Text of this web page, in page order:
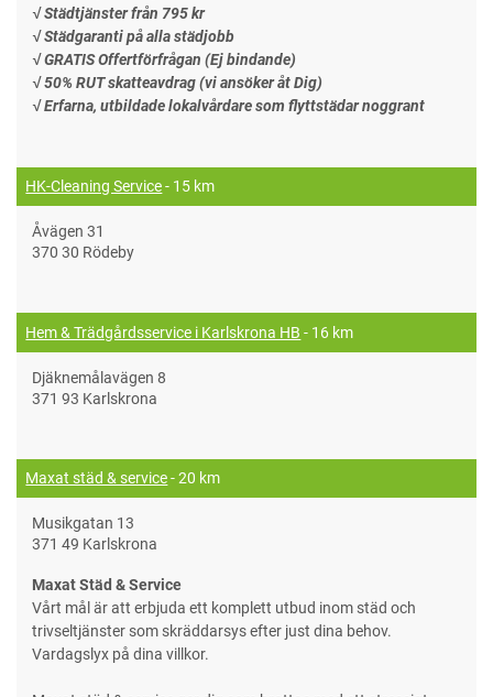
√ Städtjänster från 795 kr
√ Städgaranti på alla städjobb
√ GRATIS Offertförfrågan (Ej bindande)
√ 50% RUT skatteavdrag (vi ansöker åt Dig)
√ Erfarna, utbildade lokalvårdare som flyttstädar noggrant
HK-Cleaning Service- 15 km
Åvägen 31
370 30 Rödeby
Hem & Trädgårdsservice i Karlskrona HB - 16 km
Djäknemålavägen 8
371 93 Karlskrona
Maxat städ & service- 20 km
Musikgatan 13
371 49 Karlskrona
Maxat Städ & Service
Vårt mål är att erbjuda ett komplett utbud inom städ och
trivseltjänster som skräddarsys efter just dina behov.
Vardagslyx på dina villkor.